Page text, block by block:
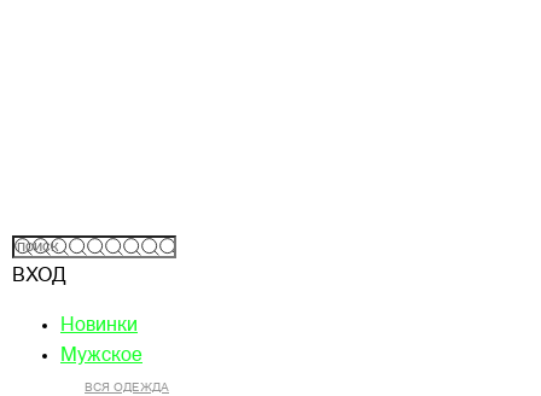
ВХОД
Новинки
Мужское
ВСЯ ОДЕЖДА